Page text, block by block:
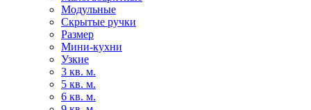
Модульные
Скрытые ручки
Размер
Мини-кухни
Узкие
3 кв. м.
5 кв. м.
6 кв. м.